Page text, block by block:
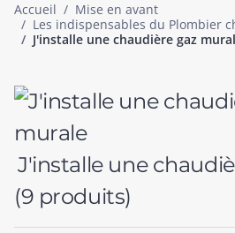
Accueil
Mise en avant
Les indispensables du Plombier
J'installe une chaudière gaz
J'installe une
(9 produits)